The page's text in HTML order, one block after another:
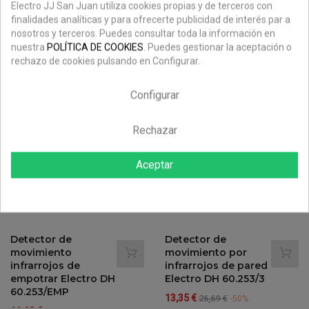
Detector de
movimiento por
infrarrojos Mini
Electro DH
60.253/MINI
Detector de
movimiento
infrarrojos
empotrable mini
Electro DH 60.259
Detector de
movimiento
infrarrojos de
empotrar Electro DH
60.253/EMP
Detector de
movimiento por
infrarrojos de pared
Electro DH 60.253/3
Precio
13,35 €Precio
26,69 € -50%
Electro JJ San Juan utiliza cookies propias y de terceros con
finalidades analíticas y para ofrecerte publicidad de interés par a
nosotros y terceros. Puedes consultar toda la información en
nuestra POLÍTICA DE COOKIES. Puedes gestionar la aceptación o
rechazo de cookies pulsando en Configurar.
Configurar
Rechazar
Aceptar